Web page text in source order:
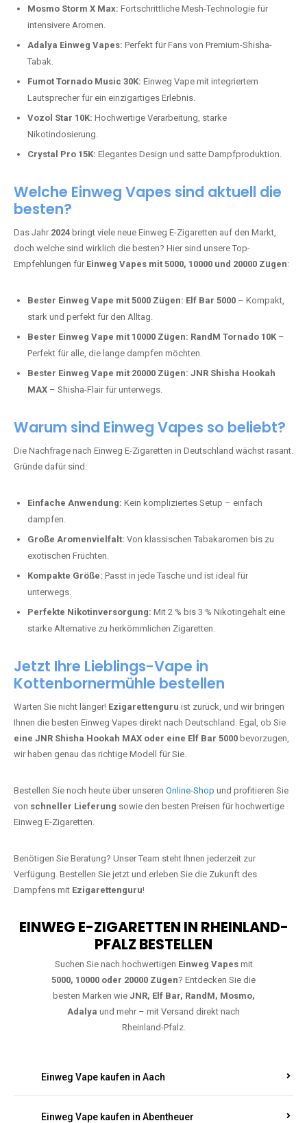
Mosmo Storm X Max: Fortschrittliche Mesh-Technologie für
intensivere Aromen.
Adalya Einweg Vapes: Perfekt für Fans von Premium-Shisha-
Tabak.
Fumot Tornado Music 30K: Einweg Vape mit integriertem
Lautsprecher für ein einzigartiges Erlebnis.
Vozol Star 10K: Hochwertige Verarbeitung, starke
Nikotindosierung.
Crystal Pro 15K: Elegantes Design und satte Dampfproduktion.
Welche Einweg Vapes sind aktuell die
besten?
Das Jahr 2024 bringt viele neue Einweg E-Zigaretten auf den Markt,
doch welche sind wirklich die besten? Hier sind unsere Top-
Empfehlungen für Einweg Vapes mit 5000, 10000 und 20000 Zügen:
Bester Einweg Vape mit 5000 Zügen: Elf Bar 5000 – Kompakt,
stark und perfekt für den Alltag.
Bester Einweg Vape mit 10000 Zügen: RandM Tornado 10K –
Perfekt für alle, die lange dampfen möchten.
Bester Einweg Vape mit 20000 Zügen: JNR Shisha Hookah
MAX – Shisha-Flair für unterwegs.
Warum sind Einweg Vapes so beliebt?
Die Nachfrage nach Einweg E-Zigaretten in Deutschland wächst rasant.
Gründe dafür sind:
Einfache Anwendung: Kein kompliziertes Setup – einfach
dampfen.
Große Aromenvielfalt: Von klassischen Tabakaromen bis zu
exotischen Früchten.
Kompakte Größe: Passt in jede Tasche und ist ideal für
unterwegs.
Perfekte Nikotinversorgung: Mit 2 % bis 3 % Nikotingehalt eine
starke Alternative zu herkömmlichen Zigaretten.
Jetzt Ihre Lieblings-Vape in
Kottenbornermühle bestellen
Warten Sie nicht länger! Ezigarettenguru ist zurück, und wir bringen
Ihnen die besten Einweg Vapes direkt nach Deutschland. Egal, ob Sie
eine JNR Shisha Hookah MAX oder eine Elf Bar 5000 bevorzugen,
wir haben genau das richtige Modell für Sie.
Bestellen Sie noch heute über unseren Online-Shop und profitieren Sie
von schneller Lieferung sowie den besten Preisen für hochwertige
Einweg E-Zigaretten.
Benötigen Sie Beratung? Unser Team steht Ihnen jederzeit zur
Verfügung. Bestellen Sie jetzt und erleben Sie die Zukunft des
Dampfens mit Ezigarettenguru!
EINWEG E-ZIGARETTEN IN RHEINLAND-
PFALZ BESTELLEN
Suchen Sie nach hochwertigen Einweg Vapesmit
5000, 10000 oder 20000 Zügen? Entdecken Sie die
besten Marken wie JNR, Elf Bar, RandM, Mosmo,
Adalya und mehr – mit Versand direkt nach
Rheinland-Pfalz.
Einweg Vape kaufen in Aach
Einweg Vape kaufen in Abentheuer